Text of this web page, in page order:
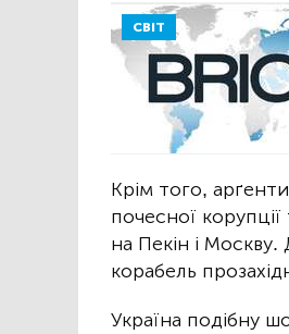
СВІТ
Крім того,
почесної
на Пекін і
корабель
Україна подібну